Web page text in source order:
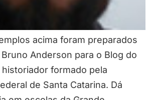
acima foram preparados
Anderson para o Blog do
formado pela
de Santa Catarina. Dá